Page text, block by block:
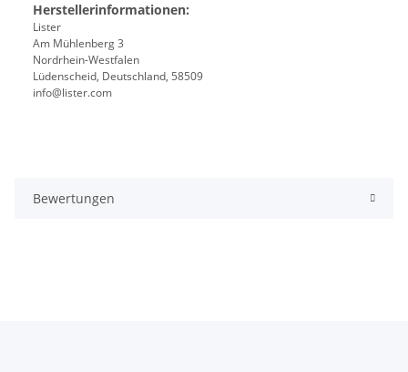
Herstellerinformationen:
Lister
Am Mühlenberg 3
Nordrhein-Westfalen
Lüdenscheid, Deutschland, 58509
info@lister.com
Bewertungen